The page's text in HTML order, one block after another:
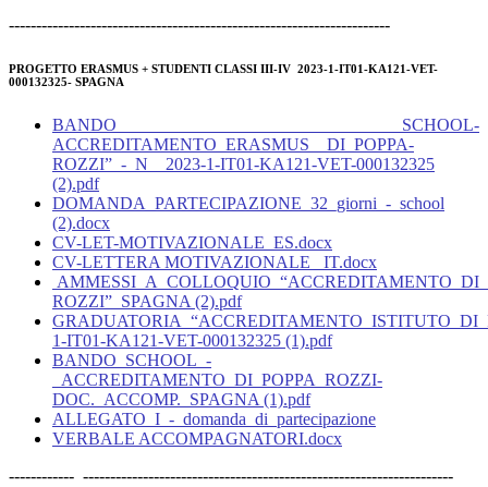
----------------------------------------------------------------------
PROGETTO ERASMUS + STUDENTI CLASSI III-IV 2023-1-IT01-KA121-VET-
000132325- SPAGNA
BANDO SCHOOL-
ACCREDITAMENTO_ERASMUS__DI_POPPA-
ROZZI”_-_N__2023-1-IT01-KA121-VET-000132325
(2).pdf
DOMANDA_PARTECIPAZIONE_32_giorni_-_school
(2).docx
CV-LET-MOTIVAZIONALE_ES.docx
CV-LETTERA MOTIVAZIONALE _IT.docx
ROZZI”_SPAGNA (2).pdf
1-IT01-KA121-VET-000132325 (1).pdf
BANDO_SCHOOL_-
_ACCREDITAMENTO_DI_POPPA_ROZZI-
DOC._ACCOMP._SPAGNA (1).pdf
ALLEGATO_I_-_domanda_di_partecipazione
VERBALE ACCOMPAGNATORI.docx
------------ --------------------------------------------------------------------